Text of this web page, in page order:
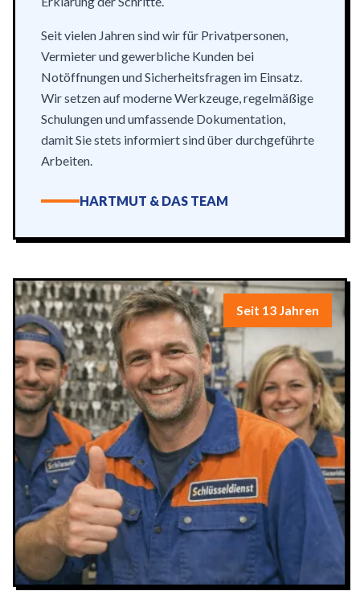
Seit vielen Jahren sind wir für Privatpersonen,
Vermieter und gewerbliche Kunden bei
Notöffnungen und Sicherheitsfragen im Einsatz.
Wir setzen auf moderne Werkzeuge, regelmäßige
Schulungen und umfassende Dokumentation,
damit Sie stets informiert sind über durchgeführte
Arbeiten.
HARTMUT & DAS TEAM
Seit 13 Jahren